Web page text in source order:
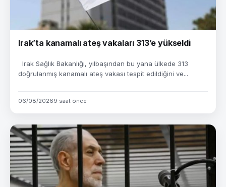
Irak’ta kanamalı ateş vakaları 313’e yükseldi
Irak Sağlık Bakanlığı, yılbaşından bu yana ülkede 313
doğrulanmış kanamalı ateş vakası tespit edildiğini ve...
06/08/20269 saat önce